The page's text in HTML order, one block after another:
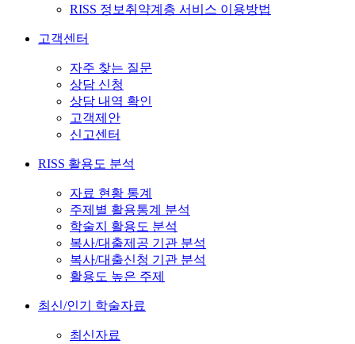
RISS 정보취약계층 서비스 이용방법
고객센터
자주 찾는 질문
상담 신청
상담 내역 확인
고객제안
신고센터
RISS 활용도 분석
자료 현황 통계
주제별 활용통계 분석
학술지 활용도 분석
복사/대출제공 기관 분석
복사/대출신청 기관 분석
활용도 높은 주제
최신/인기 학술자료
최신자료